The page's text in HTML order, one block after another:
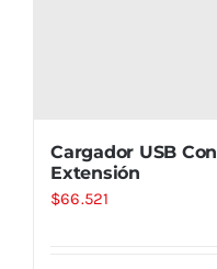
Cargador USB
Extensión
$66.521